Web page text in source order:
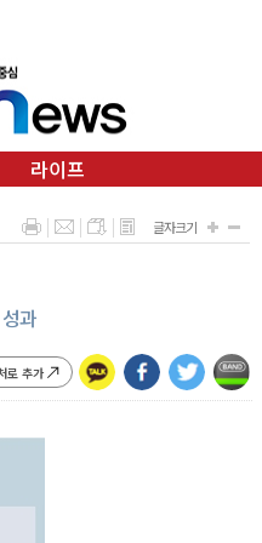
라이프
과
로 추가
글자크기